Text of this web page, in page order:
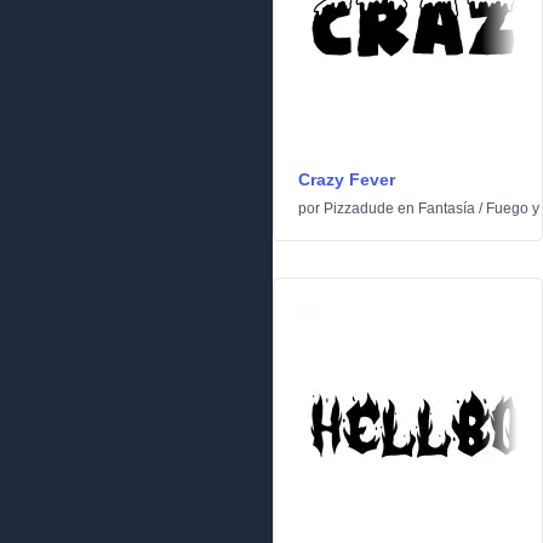
Crazy Fever
por Pizzadude en Fantasía / Fuego